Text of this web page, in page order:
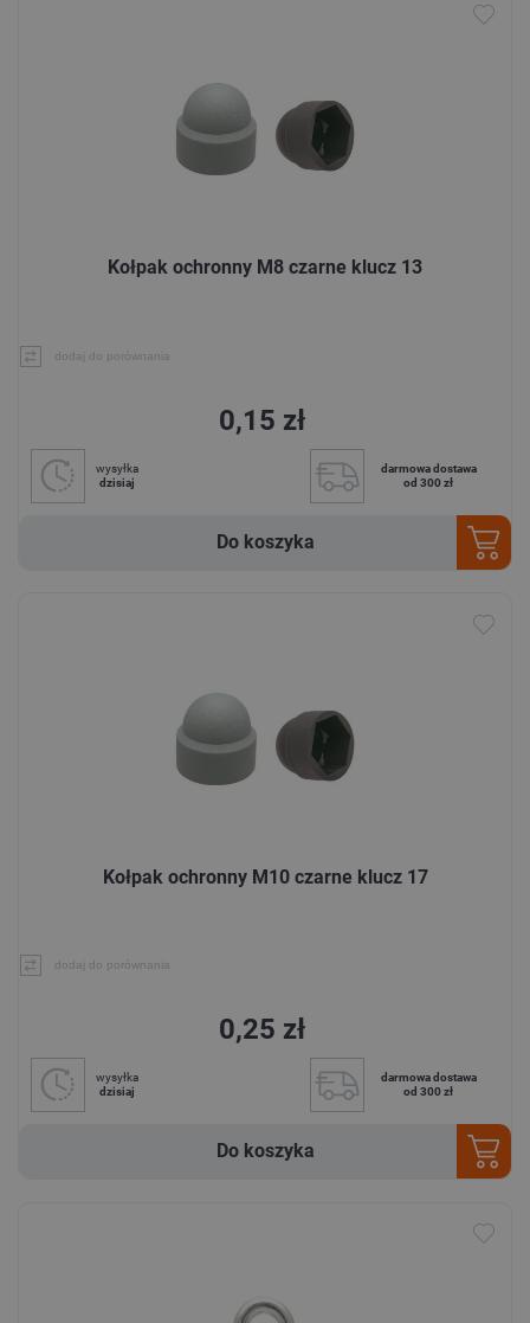
Kołpak ochronny M8 czarne klucz 13
dodaj do porównania
0,15 zł
wysyłka
dzisiaj
darmowa dostawa
od 300 zł
Do koszyka
Kołpak ochronny M10 czarne klucz 17
dodaj do porównania
0,25 zł
wysyłka
dzisiaj
darmowa dostawa
od 300 zł
Do koszyka